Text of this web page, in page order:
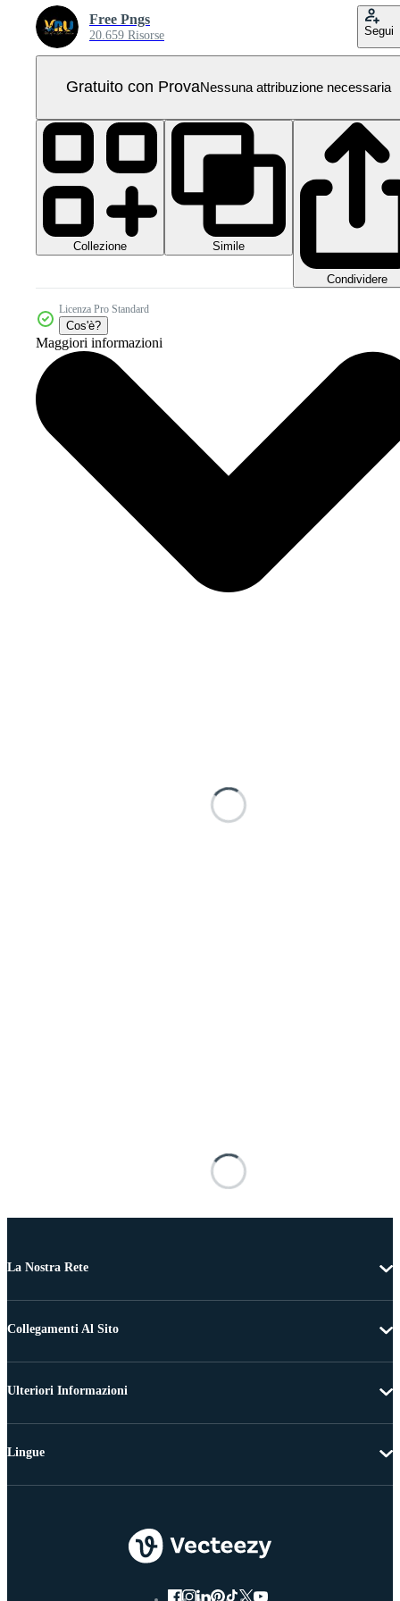
Free Pngs
20.659 Risorse Segui
Gratuito con ProvaNessuna attribuzione necessaria
Collezione Simile
Condividere
Licenza Pro Standard
Cos'è?
Maggiori informazioni
La Nostra Rete
Collegamenti Al Sito
Ulteriori Informazioni
Lingue